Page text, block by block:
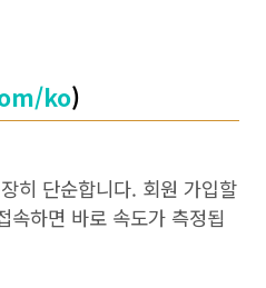
ko)
히 단순합니다. 회원 가입할
속하면 바로 속도가 측정됩